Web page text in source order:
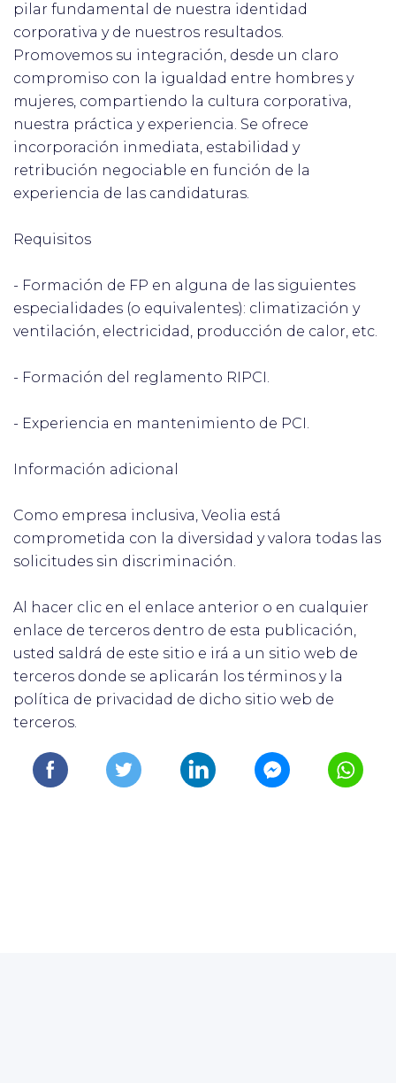
pilar fundamental de nuestra identidad
corporativa y de nuestros resultados.
Promovemos su integración, desde un claro
compromiso con la igualdad entre hombres y
mujeres, compartiendo la cultura corporativa,
nuestra práctica y experiencia. Se ofrece
incorporación inmediata, estabilidad y
retribución negociable en función de la
experiencia de las candidaturas.
Requisitos
- Formación de FP en alguna de las siguientes
especialidades (o equivalentes): climatización y
ventilación, electricidad, producción de calor, etc.
- Formación del reglamento RIPCI.
- Experiencia en mantenimiento de PCI.
Información adicional
Como empresa inclusiva, Veolia está
comprometida con la diversidad y valora todas las
solicitudes sin discriminación.
Al hacer clic en el enlace anterior o en cualquier
enlace de terceros dentro de esta publicación,
usted saldrá de este sitio e irá a un sitio web de
terceros donde se aplicarán los términos y la
política de privacidad de dicho sitio web de
terceros.